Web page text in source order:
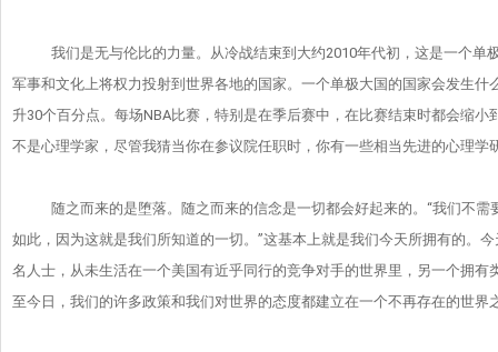
我们是无与伦比的力量。从冷战结束到大约2010年代初，这是一个单
军事和文化上将权力投射到世界各地的国家。 一个单极大国的国家会发生什
升30个百分点。每场NBA比赛， 特别是在季后赛中，在比赛结束时都会缩小
不是心理学家，尽管我猜当你在参议院任职时， 你有一些相当先进的心理学
随之而来的是堕落。随之而来的信念是一切都会好起来的。“我们不需
如此，因为这就是我们所知道的一切。”这基本上就是我们今天所拥有的。
名人士， 从未生活在一个美国有近乎同行的竞争对手的世界里， 另一个拥有
至今日， 我们的许多政策和我们对世界的态度都建立在一个不再存在的世界